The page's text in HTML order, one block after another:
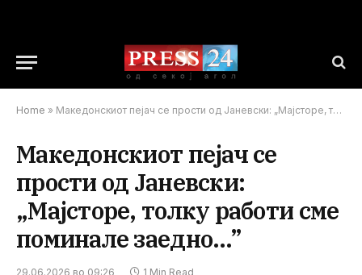
Home » Македонскиот пејач се прости од Јаневски: „Мајсторе, толку работи сме поминале заедно…”
Македонскиот пејач се
прости од Јаневски:
„Мајсторе, толку работи сме
поминале заедно…”
29.06.2026 во 09:26 1 Min Read